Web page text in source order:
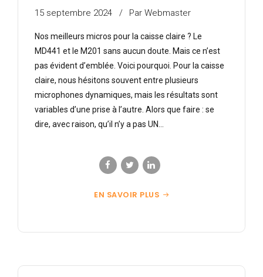
15 septembre 2024 Par Webmaster
Nos meilleurs micros pour la caisse claire ? Le
MD441 et le M201 sans aucun doute. Mais ce n’est
pas évident d’emblée. Voici pourquoi. Pour la caisse
claire, nous hésitons souvent entre plusieurs
microphones dynamiques, mais les résultats sont
variables d’une prise à l’autre. Alors que faire : se
dire, avec raison, qu’il n’y a pas UN...
EN SAVOIR PLUS